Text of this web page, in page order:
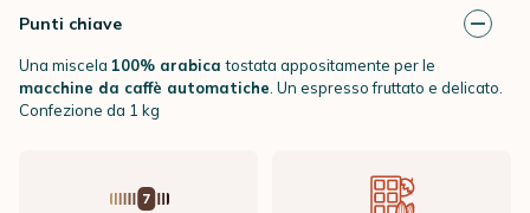
Punti chiave
Una miscela 100% arabicatostata appositamente per le
macchine da caffè automatiche . Un espresso fruttato e delicato.
Confezione da 1 kg